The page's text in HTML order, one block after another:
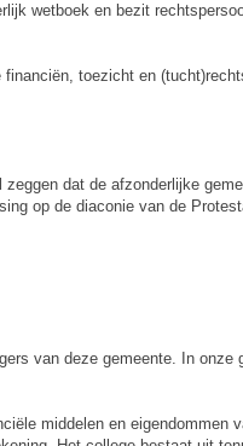
wetboek en bezit
toezicht en
dat de afzonderlijke
op de diaconie van de
van deze gemeente. In onze
middelen en eigendommen